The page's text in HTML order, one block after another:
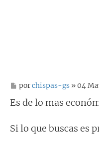
M
n
j
e
porchispas-gs » 04
Es de lo mas
Si lo que buscas es